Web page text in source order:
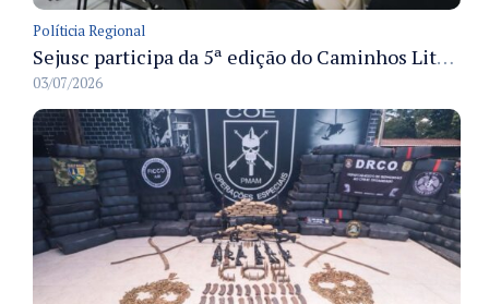
Políticia Regional
Sejusc participa da 5ª edição do Caminhos Literários com foco na cultura hip-hop nas unidades socioeducativas
03/07/2026